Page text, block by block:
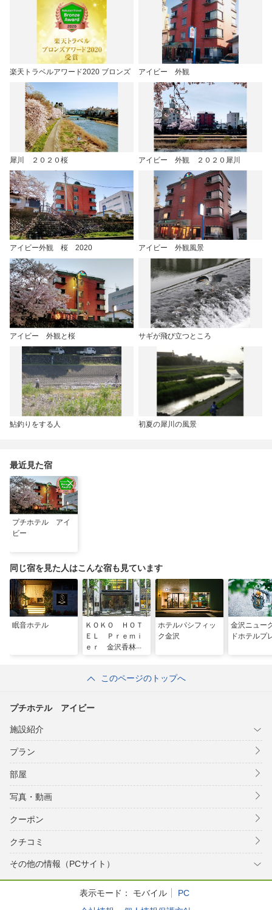
楽天トラベルアワード2020 ブロンズ アイビー 外観
犀川 ２０２０桜 アイビー 外観 ２０２０犀川
アイビー外観 桜 2020 アイビー 外観風景
アイビー 外観と桜 サギが飛び立つところ
鮎釣りをする人 初夏の犀川の風景
最近見た宿
プチホテル アイ
ビー
同じ宿を見た人はこんな宿も見ています
眠音ホテル
ＫＯＫＯ ＨＯＴ
ＥＬ Ｐｒｅｍｉ
ｅｒ 金沢香林坊
ホテルパシフィッ
ク金沢
金沢ニュー
ドホテルプ
このページのトップへ
プチホテル アイビー
施設紹介
プラン
部屋
写真・動画
クーポン
クチコミ
その他の情報（PCサイト）
表示モード： モバイル
PC